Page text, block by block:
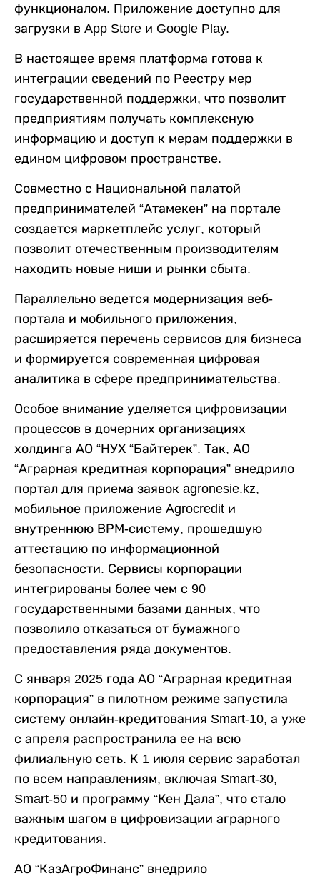
функционалом. Приложение доступно для
загрузки в App Store и Google Play.
В настоящее время платформа готова к
интеграции сведений по Реестру мер
государственной поддержки, что позволит
предприятиям получать комплексную
информацию и доступ к мерам поддержки в
едином цифровом пространстве.
Совместно с Национальной палатой
предпринимателей “Атамекен” на портале
создается маркетплейс услуг, который
позволит отечественным производителям
находить новые ниши и рынки сбыта.
Параллельно ведется модернизация веб-
портала и мобильного приложения,
расширяется перечень сервисов для бизнеса
и формируется современная цифровая
аналитика в сфере предпринимательства.
Особое внимание уделяется цифровизации
процессов в дочерних организациях
холдинга АО “НУХ “Байтерек”. Так, АО
“Аграрная кредитная корпорация” внедрило
портал для приема заявок agronesie.kz,
мобильное приложение Agrocredit и
внутреннюю ВРМ-систему, прошедшую
аттестацию по информационной
безопасности. Сервисы корпорации
интегрированы более чем с 90
государственными базами данных, что
позволило отказаться от бумажного
предоставления ряда документов.
С января 2025 года АО “Аграрная кредитная
корпорация” в пилотном режиме запустила
систему онлайн-кредитования Smart-10, а уже
с апреля распространила ее на всю
филиальную сеть. К 1 июля сервис заработал
по всем направлениям, включая Smart-30,
Smart-50 и программу “Кен Дала”, что стало
важным шагом в цифровизации аграрного
кредитования.
АО “КазАгроФинанс” внедрило